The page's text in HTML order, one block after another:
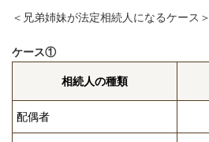
＜兄弟姉妹が法定相続人になるケース＞
ケース①
相続人の種類
配偶者